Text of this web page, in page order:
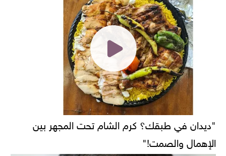
"ديدان في طبقك؟ كرم الشام تحت المجهر بين
الإهمال والصمت!"